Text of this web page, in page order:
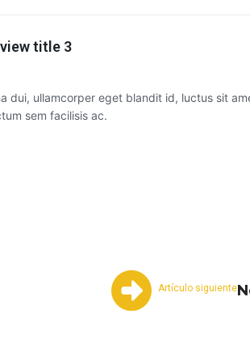
title 3
dui, ullamcorper eget blandit id, luctus sit
sem facilisis ac.
Artículo siguiente